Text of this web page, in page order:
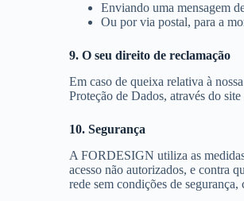
Enviando uma mensagem
Ou por via postal, para a
9. O seu direito de reclamação
Em caso de queixa relativa à
Proteção de Dados, através do
10. Segurança
A FORDESIGN utiliza as medidas
acesso não autorizados, e contra
rede sem condições de